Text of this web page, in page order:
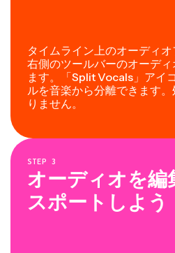
タイムライン上のオーディオ
右側のツールバーのオーデ
ます。「Split Vocals」アイ
ルを音楽から分離できます
りません。
STEP 3
オーディオを編
スポートしよう